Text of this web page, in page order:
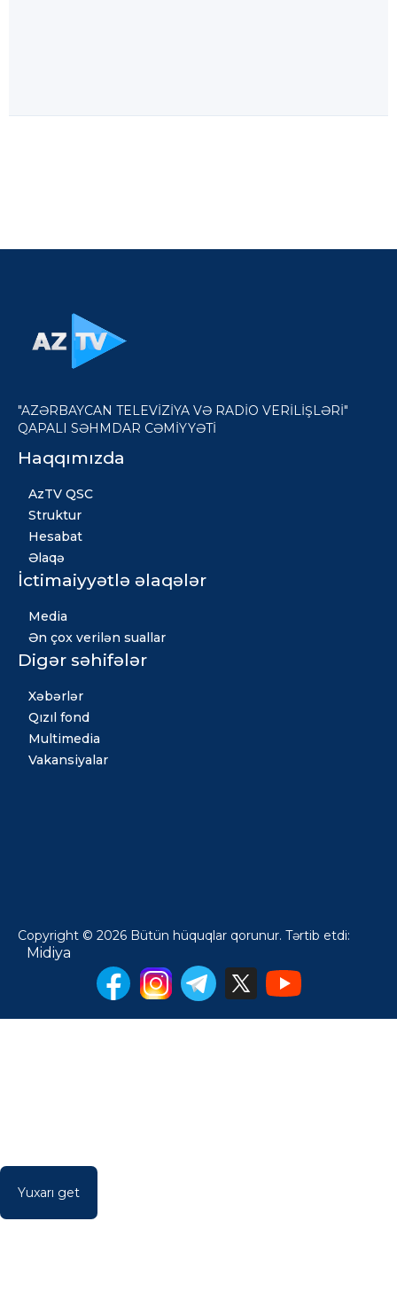
"AZƏRBAYCAN TELEVİZİYA VƏ RADİO VERİLİŞLƏRİ"
QAPALI SƏHMDAR CƏMİYYƏTİ
Haqqımızda
AzTV QSC
Struktur
Hesabat
Əlaqə
İctimaiyyətlə əlaqələr
Media
Ən çox verilən suallar
Digər səhifələr
Xəbərlər
Qızıl fond
Multimedia
Vakansiyalar
Copyright © 2026 Bütün hüquqlar qorunur. Tərtib etdi:
Midiya
Yuxarı get